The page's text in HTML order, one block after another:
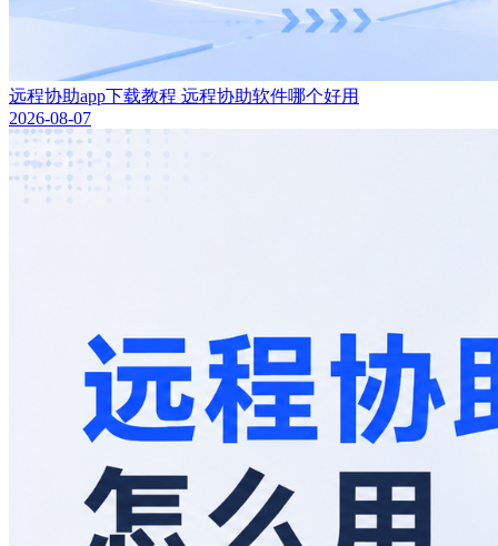
远程协助app下载教程 远程协助软件哪个好用
2026-08-07